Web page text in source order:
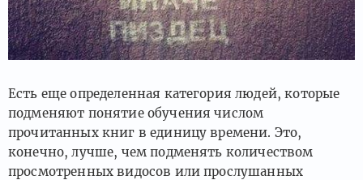
Есть еще определенная категория людей, которые
подменяют понятие обучения числом
прочитанных книг в единицу времени. Это,
конечно, лучше, чем подменять количеством
просмотренных видосов или прослушанных